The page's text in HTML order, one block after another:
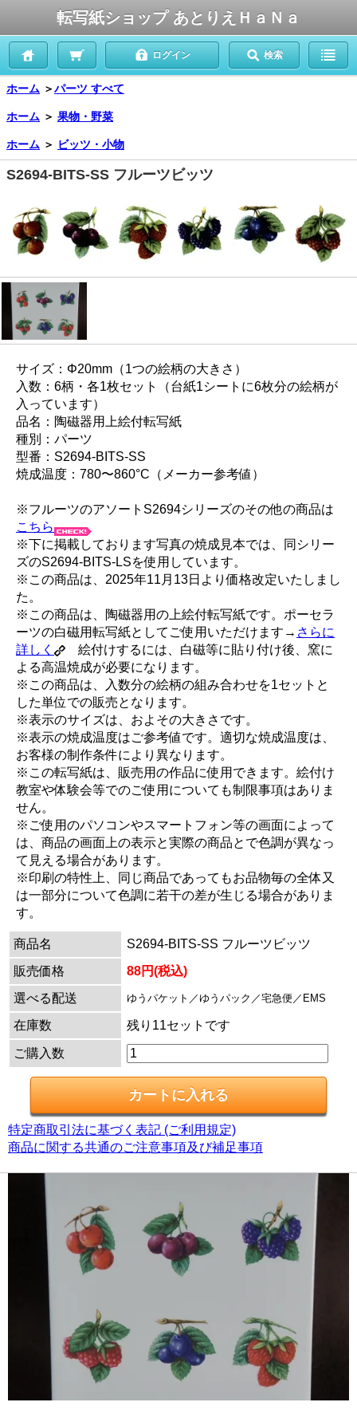
転写紙ショップ あとりえＨａＮａ
ログイン 検索
ホーム ＞パーツ すべて
ホーム ＞ 果物・野菜
ホーム ＞ ビッツ・小物
S2694-BITS-SS フルーツビッツ
サイズ：Φ20mm（1つの絵柄の大きさ）
入数：6柄・各1枚セット（台紙1シートに6枚分の絵柄が
入っています）
品名：陶磁器用上絵付転写紙
種別：パーツ
型番：S2694-BITS-SS
焼成温度：780〜860°C（メーカー参考値）
※フルーツのアソートS2694シリーズのその他の商品は
こちら
※下に掲載しております写真の焼成見本では、同シリー
ズのS2694-BITS-LSを使用しています。
※この商品は、2025年11月13日より価格改定いたしまし
た。
※この商品は、陶磁器用の上絵付転写紙です。ポーセラ
ーツの白磁用転写紙としてご使用いただけます→ さらに
詳しく
絵付けするには、白磁等に貼り付け後、窯に
よる高温焼成が必要になります。
※この商品は、入数分の絵柄の組み合わせを1セットと
した単位での販売となります。
※表示のサイズは、およその大きさです。
※表示の焼成温度はご参考値です。適切な焼成温度は、
お客様の制作条件により異なります。
※この転写紙は、販売用の作品に使用できます。絵付け
教室や体験会等でのご使用についても制限事項はありま
せん。
※ご使用のパソコンやスマートフォン等の画面によって
は、商品の画面上の表示と実際の商品とで色調が異なっ
て見える場合があります。
※印刷の特性上、同じ商品であってもお品物毎の全体又
は一部分について色調に若干の差が生じる場合がありま
す。
商品名
S2694-BITS-SS フルーツビッツ
販売価格
88円(税込)
選べる配送
ゆうパケット／ゆうパック／宅急便／EMS
在庫数 残り11セットです
ご購入数
特定商取引法に基づく表記 (ご利用規定)
商品に関する共通のご注意事項及び補足事項